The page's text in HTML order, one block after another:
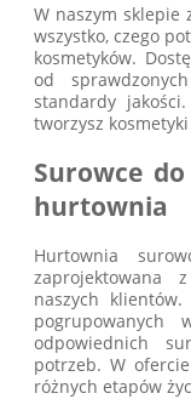
W naszym sklepie
wszystko, czego
kosmetyków.
od
standardy
tworzysz
Surowce
hurtownia
Hurtownia
zaprojektowana
naszych
pogrupowanych
odpowiednich
potrzeb. W
różnych etapów